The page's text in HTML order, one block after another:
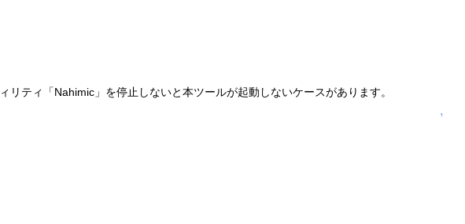
ティ「Nahimic」を停止しないと本ツールが起動しないケースがあります。
↑